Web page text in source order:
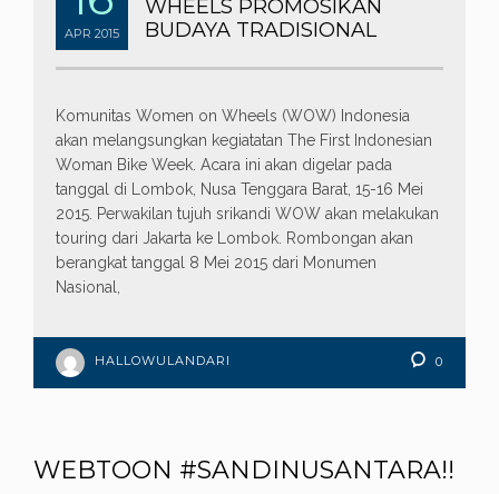
APR 2015
WHEELS PROMOSIKAN
BUDAYA TRADISIONAL
Komunitas Women on Wheels (WOW) Indonesia
akan melangsungkan kegiatatan The First Indonesian
Woman Bike Week. Acara ini akan digelar pada
tanggal di Lombok, Nusa Tenggara Barat, 15-16 Mei
2015. Perwakilan tujuh srikandi WOW akan melakukan
touring dari Jakarta ke Lombok. Rombongan akan
berangkat tanggal 8 Mei 2015 dari Monumen
Nasional,
HALLOWULANDARI 0
WEBTOON #SANDINUSANTARA!!